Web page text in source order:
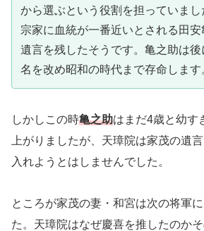
から選ぶという役割を担っていまし
宗家に血統が一番近いとされる田安
遺言を残したそうです。亀之助は後
名を改め昭和の時代まで存命します
しかしこの時亀之助はまだ4歳と幼す
上がりましたが、天璋院は家茂の遺
入れようとはしませんでした。
ところが家茂の妻・和宮は次の将軍
た。天璋院はなぜ慶喜を推したのか